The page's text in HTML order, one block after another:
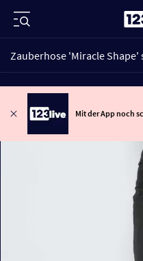
Zauberhose 'Miracle Shape'
Mit der App noch